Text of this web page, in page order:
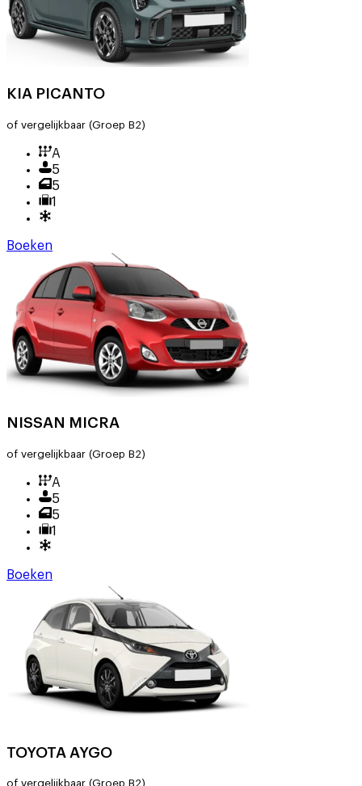
KIA PICANTO
of vergelijkbaar (Groep B2)
A
5
5
1
Boeken
NISSAN MICRA
of vergelijkbaar (Groep B2)
A
5
5
1
Boeken
TOYOTA AYGO
of vergelijkbaar (Groep B2)